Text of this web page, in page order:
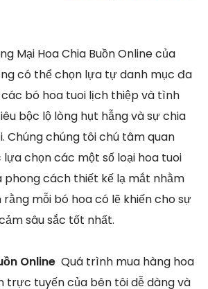
Mại Hoa Chia Buồn Online của
có thể chọn lựa tự danh mục đa
bó hoa tuoi lịch thiệp và tình
bộc lộ lòng hụt hẫng và sự chia
Chúng chúng tôi chú tâm quan
chọn các một số loại hoa tuoi
cách thiết kế lạ mắt nhằm
mỗi bó hoa có lẽ khiến cho sự
sâu sắc tốt nhất.
Online Quá trình mua hàng hoa
trực tuyến của bên tôi dễ dàng và